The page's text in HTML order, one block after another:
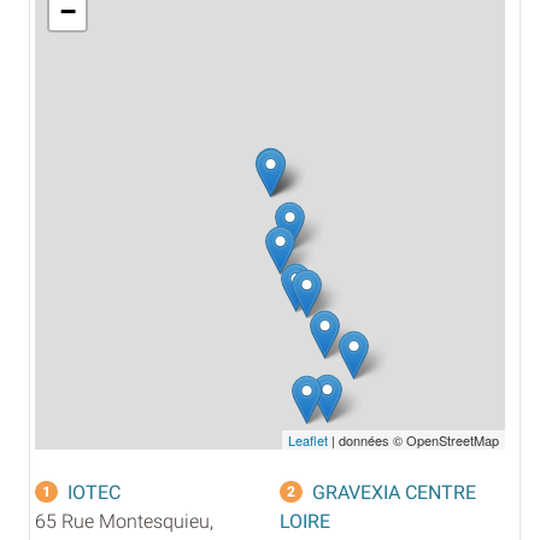
−
Leaflet | données © OpenStreetMap
1
IOTEC
65 Rue Montesquieu,
2
GRAVEXIA CENTRE
LOIRE